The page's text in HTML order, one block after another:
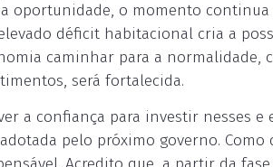
oportunidade, o momento
déficit habitacional cria a
caminhar para a normalidade,
será fortalecida.
a confiança para investir nesses
pelo próximo governo.